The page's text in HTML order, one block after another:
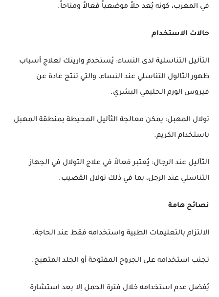
في المغرب، كونه يُعد حلاً موضعياً فعالاً ومتاحاً.
حالات الاستخدام
الثآليل التناسلية لدى النساء: يُستخدم واريتك لعلاج أسباب
ظهور الثالول التناسلي عند النساء، والتي تنتج عادة عن
فيروس الورم الحليمي البشري.
تولال المهبل: يمكن معالجة الثآليل المحيطة بمنطقة المهبل
باستخدام الكريم.
الثآليل عند الرجال: يُعتبر فعالاً في علاج التولال في الجهاز
التناسلي عند الرجل، بما في ذلك تولال القضيب.
نصائح هامة
الالتزام بالتعليمات الطبية واستخدامه فقط عند الحاجة.
تجنب استخدامه على الجروح المفتوحة أو الجلد المتهيج.
يُفضل عدم استخدامه خلال فترة الحمل إلا بعد استشارة